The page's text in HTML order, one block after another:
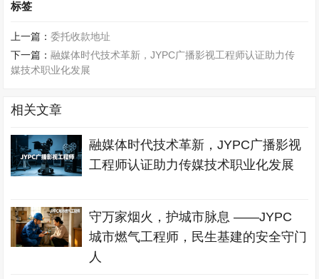
标签
上一篇：委托收款地址
下一篇：融媒体时代技术革新，JYPC广播影视工程师认证助力传
媒技术职业化发展
相关文章
融媒体时代技术革新，JYPC广播影视
工程师认证助力传媒技术职业化发展
守万家烟火，护城市脉息 ——JYPC
城市燃气工程师，民生基建的安全守门
人